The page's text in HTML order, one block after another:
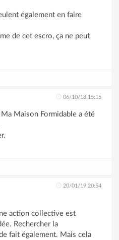
également en faire
de cet escro, ça ne peut
06/10/18 15:15
Maison Formidable a été
20/01/19 20:54
action collective est
Rechercher la
fait également. Mais cela